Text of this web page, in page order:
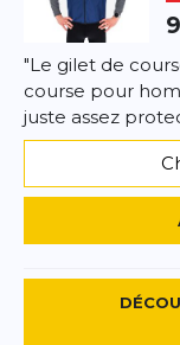
"Le gilet de
course pour
juste assez